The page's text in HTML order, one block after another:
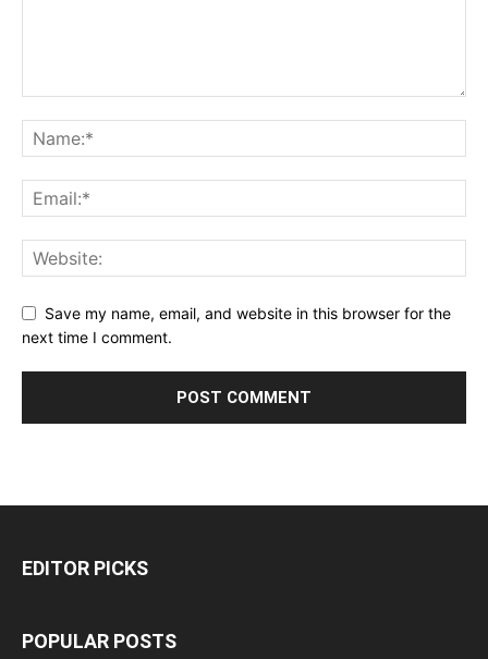
Save my name, email, and website in this browser for the
next time I comment.
EDITOR PICKS
POPULAR POSTS